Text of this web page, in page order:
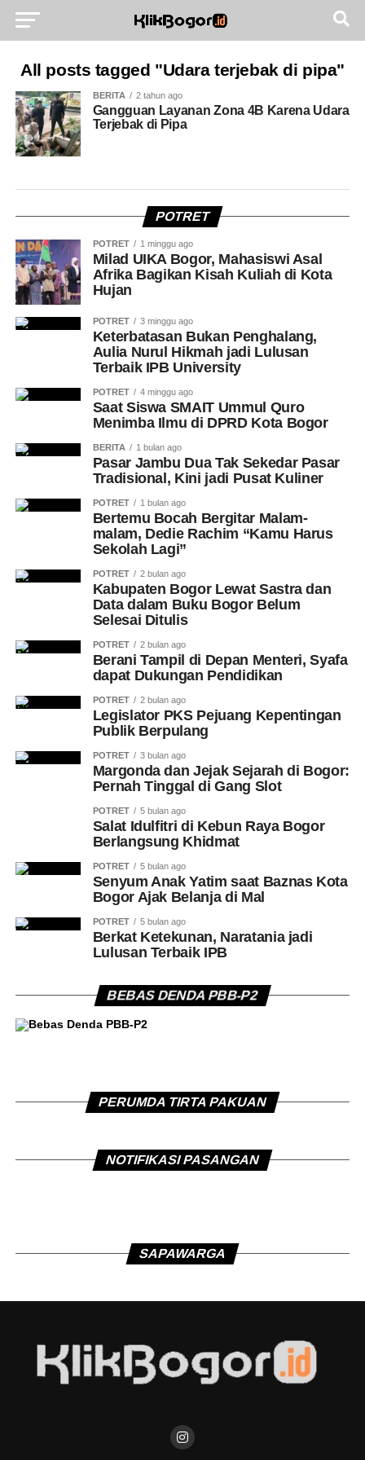
All posts tagged "Udara terjebak di pipa"
BERITA 2 tahun ago
Gangguan Layanan Zona 4B Karena Udara
Terjebak di Pipa
POTRET
POTRET 1 minggu ago
Milad UIKA Bogor, Mahasiswi Asal
Afrika Bagikan Kisah Kuliah di Kota
Hujan
POTRET 3 minggu ago
Keterbatasan Bukan Penghalang,
Aulia Nurul Hikmah jadi Lulusan
Terbaik IPB University
POTRET 4 minggu ago
Saat Siswa SMAIT Ummul Quro
Menimba Ilmu di DPRD Kota Bogor
BERITA 1 bulan ago
Pasar Jambu Dua Tak Sekedar Pasar
Tradisional, Kini jadi Pusat Kuliner
POTRET 1 bulan ago
Bertemu Bocah Bergitar Malam-
malam, Dedie Rachim “Kamu Harus
Sekolah Lagi”
POTRET 2 bulan ago
Kabupaten Bogor Lewat Sastra dan
Data dalam Buku Bogor Belum
Selesai Ditulis
POTRET 2 bulan ago
Berani Tampil di Depan Menteri, Syafa
dapat Dukungan Pendidikan
POTRET 2 bulan ago
Legislator PKS Pejuang Kepentingan
Publik Berpulang
POTRET 3 bulan ago
Margonda dan Jejak Sejarah di Bogor:
Pernah Tinggal di Gang Slot
POTRET 5 bulan ago
Salat Idulfitri di Kebun Raya Bogor
Berlangsung Khidmat
POTRET 5 bulan ago
Senyum Anak Yatim saat Baznas Kota
Bogor Ajak Belanja di Mal
POTRET 5 bulan ago
Berkat Ketekunan, Naratania jadi
Lulusan Terbaik IPB
BEBAS DENDA PBB-P2
PERUMDA TIRTA PAKUAN
NOTIFIKASI PASANGAN
SAPAWARGA